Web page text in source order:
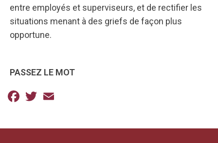
entre employés et superviseurs, et de rectifier les
situations menant à des griefs de façon plus
opportune.
PASSEZ LE MOT
Facebook
Twitter